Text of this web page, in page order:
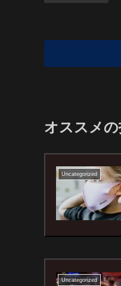
オススメ
Uncategorized
Uncategorized